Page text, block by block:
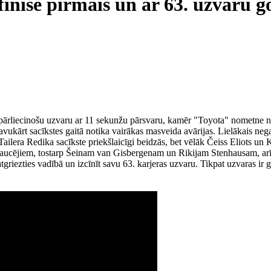
pirmais un ar 63. uzvaru
uzvaru ar 11 sekunžu pārsvaru, kamēr "Toyota" nometne
sacīkstes gaitā notika vairākas masveida avārijas. Lielākais
Redika sacīkste priekšlaicīgi beidzās, bet vēlāk Čeiss Eliots un
tostarp Šeinam van Gisbergenam un Rikijam Stenhausam,
vadībā un izcīnīt savu 63. karjeras uzvaru. Tikpat uzvaras ir